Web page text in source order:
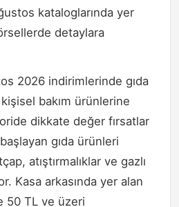
kataloglarında yer
detaylara
2026 indirimlerinde gıda
kişisel bakım ürünlerine
dikkate değer fırsatlar
gıda ürünleri
atıştırmalıklar ve gazlı
Kasa arkasında yer alan
50 TL ve üzeri